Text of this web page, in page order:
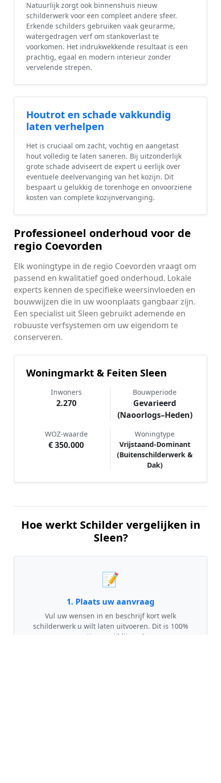
Natuurlijk zorgt ook binnenshuis nieuw
schilderwerk voor een compleet andere sfeer.
Erkende schilders gebruiken vaak geurarme,
watergedragen verf om stankoverlast te
voorkomen. Het indrukwekkende resultaat is een
prachtig, egaal en modern interieur zonder
vervelende strepen.
Houtrot en schade vakkundig
laten verhelpen
Het is cruciaal om zacht, vochtig en aangetast
hout volledig te laten saneren. Bij uitzonderlijk
grote schade adviseert de expert u eerlijk over
eventuele deelvervanging van het kozijn. Dit
bespaart u gelukkig de torenhoge en onvoorziene
kosten van complete kozijnvervanging.
Professioneel onderhoud voor de
regio Coevorden
Elk woningtype in de regio Coevorden vraagt om
passend en kwalitatief goed onderhoud. Lokale
experts kennen de specifieke weersinvloeden en
bouwwijzen die in uw woonplaats gangbaar zijn.
Een specialist uit Sleen gebruikt ademende en
robuuste verfsystemen om uw eigendom te
conserveren.
Woningmarkt & Feiten Sleen
Inwoners
2.270
Bouwperiode
Gevarieerd
(Naoorlogs–Heden)
WOZ-waarde
€ 350.000
Woningtype
Vrijstaand-Dominant
(Buitenschilderwerk &
Dak)
Hoe werkt Schilder vergelijken in
Sleen?
📝
1. Plaats uw aanvraag
Vul uw wensen in en beschrijf kort welk
schilderwerk u wilt laten uitvoeren. Dit is 100%
gratis en vrijblijvend.